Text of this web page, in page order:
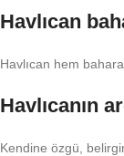
Havlıcan
Havlıcan hem
Havlıcanın
Kendine özgü,